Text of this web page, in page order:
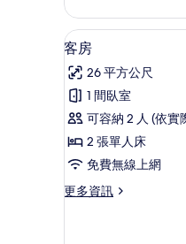
的
所
有
相
片
雙
床
房,
吸
煙
房
的
詳
情
顯
示
客
房
的
所
相
8
客房
26 平方公尺
1 間臥室
可容納 2 人 (依實
2 張單人床
免費無線上網
更多資訊
更